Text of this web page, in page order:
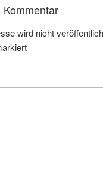
wird nicht